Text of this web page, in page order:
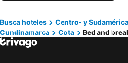
Casa Hernandez
Nico
Habitación doble para 4 personas cerca del aropuerto
Be'er
Guatavita, bed and breakfasts
Tocancipá, bed and breakfasts
El
Tabio, bed and breakfasts
Busca hoteles Centro- y Sudamérica
Cundinamarca
Cota Bed and